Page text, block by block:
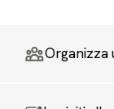
Organizza